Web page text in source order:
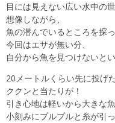
目には見えない広い水中の
想像しながら、
魚の潜んでいるところを探っ
今回はエサが無い分、
自分から魚を見つけないと
20メートルくらい先に投げた
ククンと当たりが！
引き心地は軽いから大きな
小刻みにプルプルと糸が引